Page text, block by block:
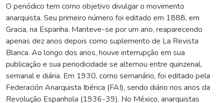
O periódico tem como objetivo divulgar o movimento
anarquista. Seu primeiro número foi editado em 1888, em
Gracia, na Espanha. Manteve-se por um ano, reaparecendo
apenas dez anos depois como suplemento de La Revista
Blanca. Ao longo dos anos, houve interrupção em sua
publicação e sua periodicidade se alternou entre quinzenal,
semanal e diária. Em 1930, como semanário, foi editado pela
Federación Anarquista Ibérica (FAI), sendo diário nos anos da
Revolução Espanhola (1936-39). No México, anarquistas